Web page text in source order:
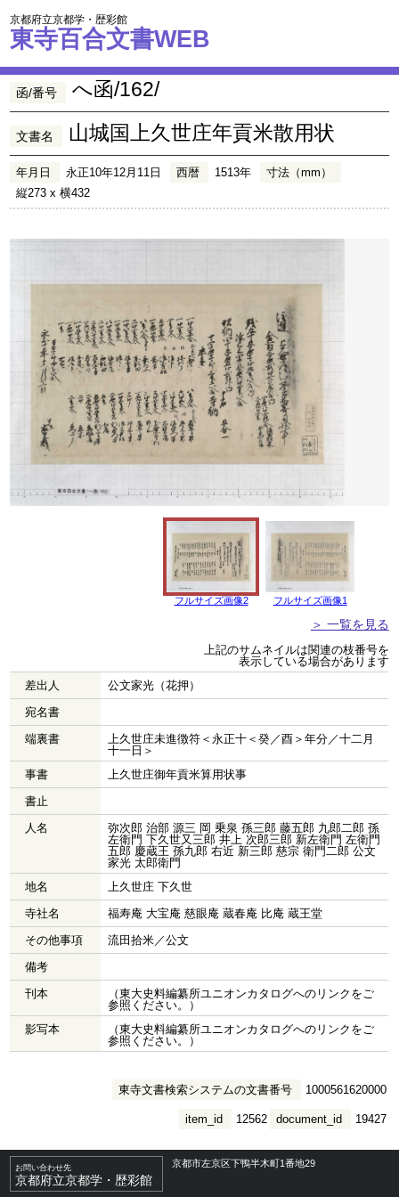
京都府立京都学・歴彩館
東寺百合文書WEB
函/番号 へ函/162/
文書名 山城国上久世庄年貢米散用状
年月日 永正10年12月11日 西暦 1513年
寸法（mm）
縦273 x 横432
フルサイズ画像2 フルサイズ画像1
＞ 一覧を見る
上記のサムネイルは関連の枝番号を
表示している場合があります
差出人
公文家光（花押）
宛名書
端裏書
上久世庄未進徴符＜永正十＜癸／酉＞年分／十二月
十一日＞
事書
上久世庄御年貢米算用状事
書止
人名
弥次郎 治部 源三 岡 乗泉 孫三郎 藤五郎 九郎二郎 孫
左衛門 下久世又三郎 井上 次郎三郎 新左衛門 左衛門
五郎 慶蔵王 孫九郎 右近 新三郎 慈宗 衛門二郎 公文
家光 太郎衛門
地名
上久世庄 下久世
寺社名
福寿庵 大宝庵 慈眼庵 蔵春庵 比庵 蔵王堂
その他事項
流田拾米／公文
備考
刊本
（東大史料編纂所ユニオンカタログへのリンクをご
参照ください。）
影写本
（東大史料編纂所ユニオンカタログへのリンクをご
参照ください。）
東寺文書検索システムの文書番号 1000561620000
document_id 19427
item_id 12562
お問い合わせ先
京都府立京都学・歴彩館
京都市左京区下鴨半木町1番地29